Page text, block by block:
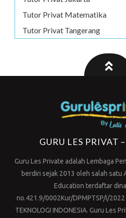
Tutor Privat Matematika
Tutor Privat Tangerang
GURU LES PRIVAT
Guru Les Private adalah Lembaga
berdiri sejak 2013 oleh salah satu
Education terdaftar
no.421.9/0002Kur/DPMPTSP/I/2022
TEKNOLOGI INDONESIA. Guru Les